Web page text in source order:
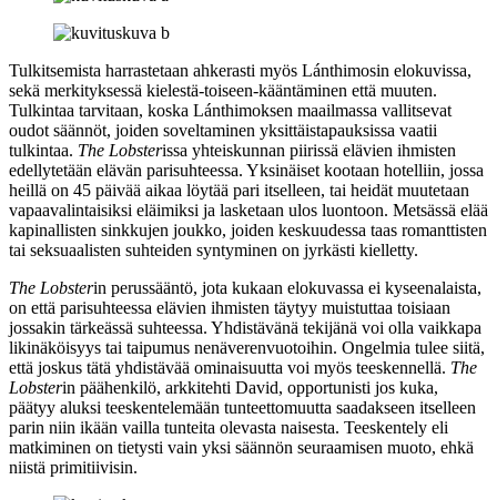
Tulkitsemista harrastetaan ahkerasti myös Lánthimosin elokuvissa,
sekä merkityksessä kielestä-toiseen-kääntäminen että muuten.
Tulkintaa tarvitaan, koska Lánthimoksen maailmassa vallitsevat
oudot säännöt, joiden soveltaminen yksittäistapauksissa vaatii
tulkintaa. The Lobsterissa yhteiskunnan piirissä elävien ihmisten
edellytetään elävän parisuhteessa. Yksinäiset kootaan hotelliin, jossa
heillä on 45 päivää aikaa löytää pari itselleen, tai heidät muutetaan
vapaavalintaisiksi eläimiksi ja lasketaan ulos luontoon. Metsässä elää
kapinallisten sinkkujen joukko, joiden keskuudessa taas romanttisten
tai seksuaalisten suhteiden syntyminen on jyrkästi kielletty.
The Lobsterin perussääntö, jota kukaan elokuvassa ei kyseenalaista,
on että parisuhteessa elävien ihmisten täytyy muistuttaa toisiaan
jossakin tärkeässä suhteessa. Yhdistävänä tekijänä voi olla vaikkapa
likinäköisyys tai taipumus nenäverenvuotoihin. Ongelmia tulee siitä,
että joskus tätä yhdistävää ominaisuutta voi myös teeskennellä. The
Lobsterin päähenkilö, arkkitehti David, opportunisti jos kuka,
päätyy aluksi teeskentelemään tunteettomuutta saadakseen itselleen
parin niin ikään vailla tunteita olevasta naisesta. Teeskentely eli
matkiminen on tietysti vain yksi säännön seuraamisen muoto, ehkä
niistä primitiivisin.